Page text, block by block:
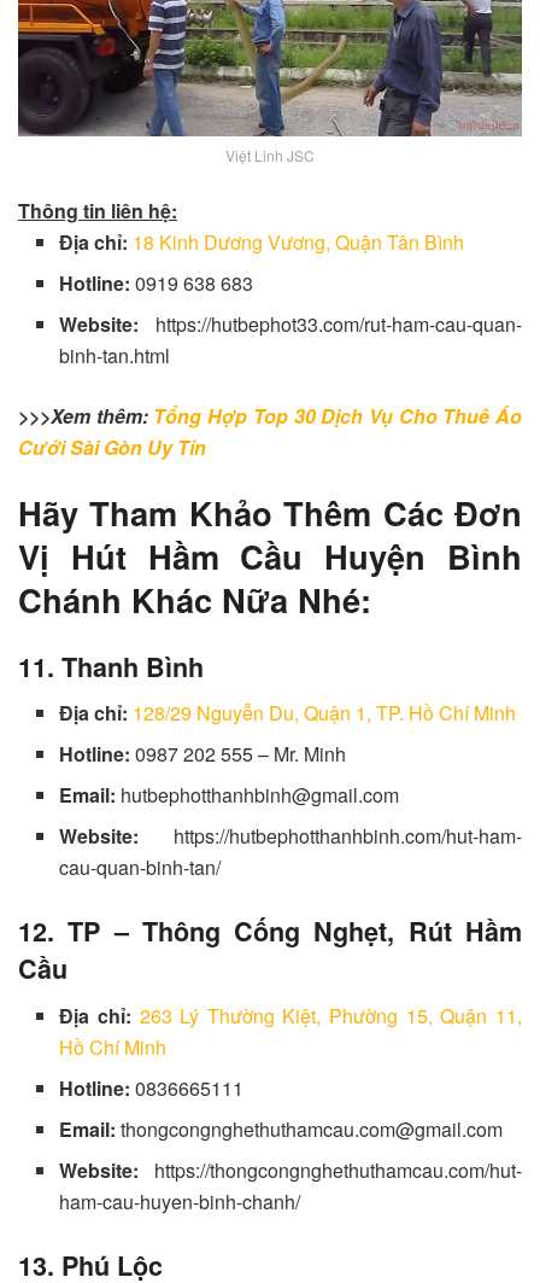
Việt Linh JSC
Thông tin liên hệ:
Địa chỉ: 18 Kinh Dương Vương, Quận Tân Bình
Hotline: 0919 638 683
Website: https://hutbephot33.com/rut-ham-cau-quan-
binh-tan.html
>>>Xem thêm: Tổng Hợp Top 30 Dịch Vụ Cho Thuê Áo
Cưới Sài Gòn Uy Tín
Hãy Tham Khảo Thêm Các Đơn
Vị Hút Hầm Cầu Huyện Bình
Chánh Khác Nữa Nhé:
11. Thanh Bình
Địa chỉ: 128/29 Nguyễn Du, Quận 1, TP. Hồ Chí Minh
Hotline: 0987 202 555 – Mr. Minh
Email: hutbephotthanhbinh@gmail.com
Website: https://hutbephotthanhbinh.com/hut-ham-
cau-quan-binh-tan/
12. TP – Thông Cống Nghẹt, Rút Hầm
Cầu
Địa chỉ: 263 Lý Thường Kiệt, Phường 15, Quận 11,
Hồ Chí Minh
Hotline: 0836665111
Email: thongcongnghethuthamcau.com@gmail.com
Website: https://thongcongnghethuthamcau.com/hut-
ham-cau-huyen-binh-chanh/
13. Phú Lộc